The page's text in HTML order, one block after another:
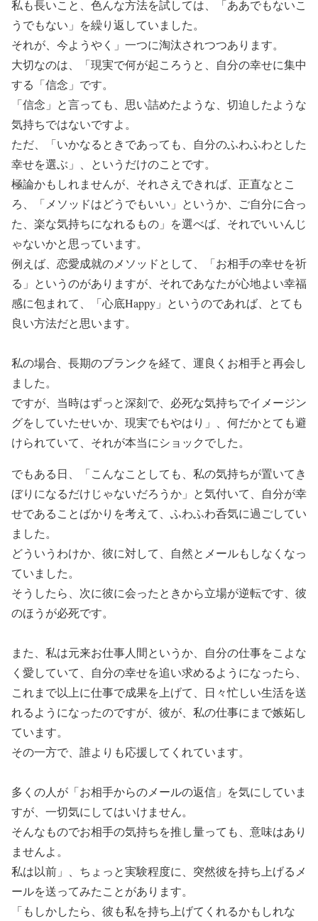
私も長いこと、色んな方法を試しては、「ああでもないこ
うでもない」を繰り返していました。
それが、今ようやく」一つに淘汰されつつあります。
大切なのは、「現実で何が起ころうと、自分の幸せに集中
する「信念」です。
「信念」と言っても、思い詰めたような、切迫したような
気持ちではないですよ。
ただ、「いかなるときであっても、自分のふわふわとした
幸せを選ぶ」、というだけのことです。
極論かもしれませんが、それさえできれば、正直なとこ
ろ、「メソッドはどうでもいい」というか、ご自分に合っ
た、楽な気持ちになれるもの」を選べば、それでいいんじ
ゃないかと思っています。
例えば、恋愛成就のメソッドとして、「お相手の幸せを祈
る」というのがありますが、それであなたが心地よい幸福
感に包まれて、「心底Happy」というのであれば、とても
良い方法だと思います。
私の場合、長期のブランクを経て、運良くお相手と再会し
ました。
ですが、当時はずっと深刻で、必死な気持ちでイメージン
グをしていたせいか、現実でもやはり」、何だかとても避
けられていて、それが本当にショックでした。
でもある日、「こんなことしても、私の気持ちが置いてき
ぼりになるだけじゃないだろうか」と気付いて、自分が幸
せであることばかりを考えて、ふわふわ呑気に過ごしてい
ました。
どういうわけか、彼に対して、自然とメールもしなくなっ
ていました。
そうしたら、次に彼に会ったときから立場が逆転です、彼
のほうが必死です。
また、私は元来お仕事人間というか、自分の仕事をこよな
く愛していて、自分の幸せを追い求めるようになったら、
これまで以上に仕事で成果を上げて、日々忙しい生活を送
れるようになったのですが、彼が、私の仕事にまで嫉妬し
ています。
その一方で、誰よりも応援してくれています。
多くの人が「お相手からのメールの返信」を気にしていま
すが、一切気にしてはいけません。
そんなものでお相手の気持ちを推し量っても、意味はあり
ませんよ。
私は以前」、ちょっと実験程度に、突然彼を持ち上げるメ
ールを送ってみたことがあります。
「もしかしたら、彼も私を持ち上げてくれるかもしれな